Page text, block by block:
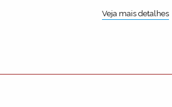
Veja mais detalhes